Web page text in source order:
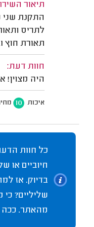
תיאור
התקנת שני
לתריס
תאורת חוץ
חוות דעת:
היה מצוין!
איכות 10
כל חוות
חיוביים או
בדיוק. אז
שליליים?
מהאתר.